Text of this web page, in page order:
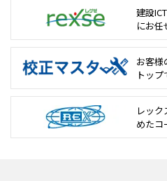
建設
にお任
お客様
トップ
レッ
めたコ